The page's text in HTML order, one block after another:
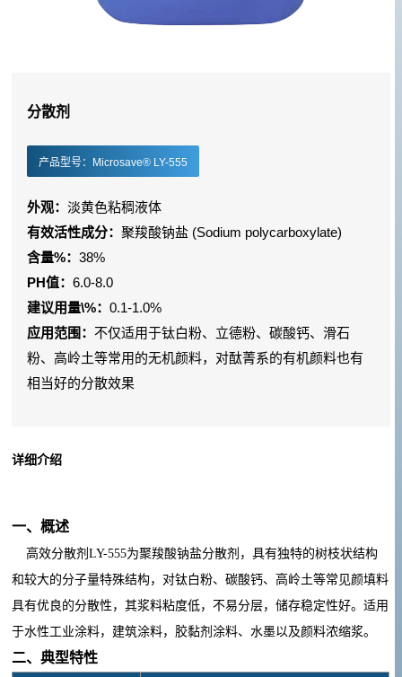
分散剂
产品型号：Microsave® LY-555
外观：淡黄色粘稠液体
有效活性成分：聚羧酸钠盐 (Sodium polycarboxylate)
含量%：38%
PH值：6.0-8.0
建议用量\%：0.1-1.0%
应用范围：不仅适用于钛白粉、立德粉、碳酸钙、滑石
粉、高岭土等常用的无机颜料，对酞菁系的有机颜料也有
相当好的分散效果
详细介绍
一、概述
高效分散剂LY-555为聚羧酸钠盐分散剂 ，具有独特的树枝状结构
和较大的分子量特殊结构，对钛白粉、碳酸钙、高岭土等常见颜填料
具有优良的分散性，其浆料粘度低，不易分层，储存稳定性好。适用
于水性工业涂料，建筑涂料，胶黏剂涂料、水墨以及颜料浓缩浆。
二、典型特性